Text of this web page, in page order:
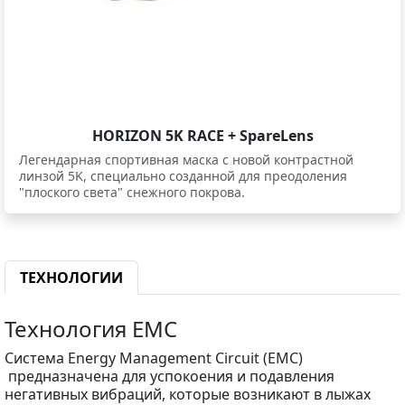
HORIZON 5K RACE + SpareLens
Легендарная спортивная маска c новой контрастной
линзой 5K, специально созданной для преодоления
"плоского света" снежного покрова.
ТЕХНОЛОГИИ
Технология EMC
Система Energy Management Circuit (EMC)
предназначена для успокоения и подавления
негативных вибраций, которые возникают в лыжах